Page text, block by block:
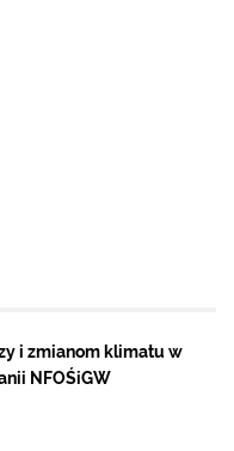
i zmianom klimatu w
NFOŚiGW